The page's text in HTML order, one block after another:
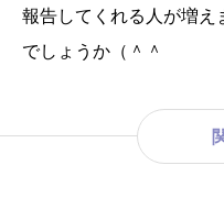
報告してくれる人が増え
でしょうか（＾＾